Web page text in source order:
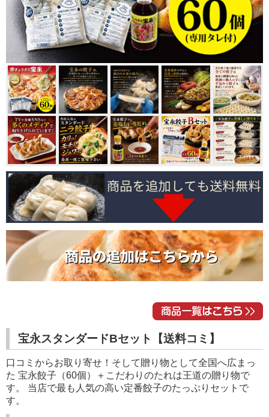
宝永スタンダードBセット【送料コミ】
口コミからお取り寄せ！そして贈り物として全国へ広まっ
た 宝永餃子（60個）＋こだわりのたれは王道の贈り物で
す。 当店で最も人気の高い定番餃子のたっぷりセットで
す。